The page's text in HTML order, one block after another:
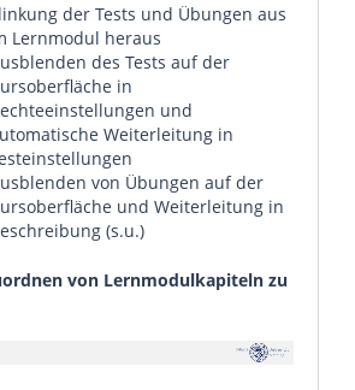
der Tests und Übungen aus
Lernmodul heraus
des Tests auf der
in
und
Weiterleitung in
von Übungen auf der
und Weiterleitung in
(s.u.)
von Lernmodulkapiteln zu